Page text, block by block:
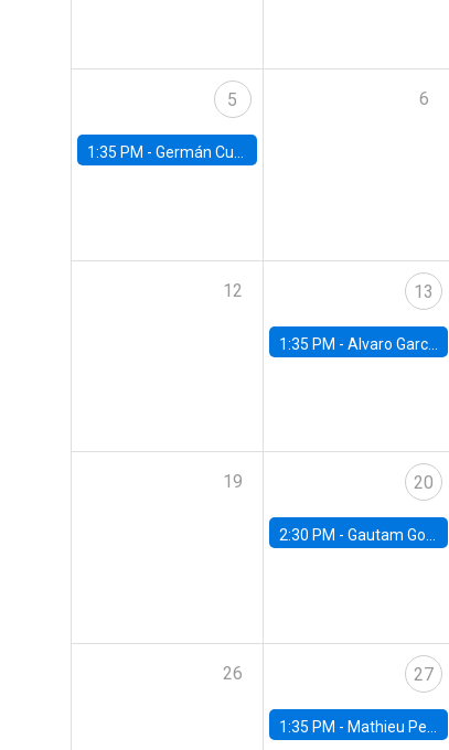
5
1:35 PM - Germán Cubas, University of Houston
6
12 13
1:35 PM - Alvaro Garcia-Marin, Universidad de Los Andes
19 20
2:30 PM - Gautam Gowrisankaran, Columbia University
26 27
1:35 PM - Mathieu Pedemonte, IDB